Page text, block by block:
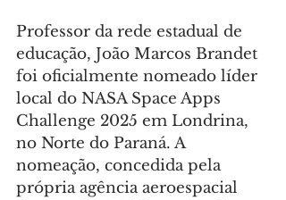
Professor da rede estadual de
educação, João Marcos Brandet
foi oficialmente nomeado líder
local do NASA Space Apps
Challenge 2025 em Londrina,
no Norte do Paraná. A
nomeação, concedida pela
própria agência aeroespacial